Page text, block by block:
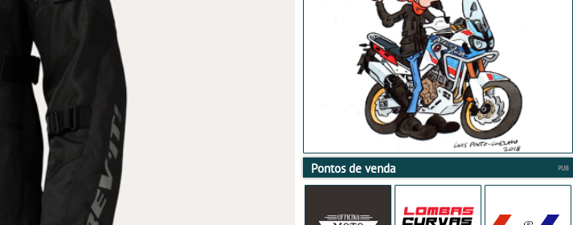
Pontos de venda